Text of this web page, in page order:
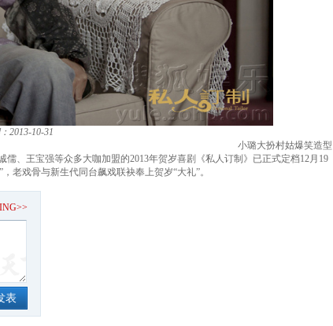
2013-10-31
小璐大扮村姑爆笑造型
、王宝强等众多大咖加盟的2013年贺岁喜剧《私人订制》已正式定档12月19
老戏骨与新生代同台飙戏联袂奉上贺岁“大礼”。